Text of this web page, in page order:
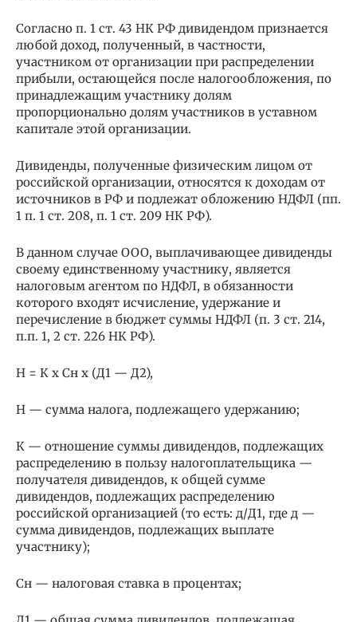
Согласно п. 1 ст. 43 НК РФ дивидендом признается
любой доход, полученный, в частности,
участником от организации при распределении
прибыли, остающейся после налогообложения, по
принадлежащим участнику долям
пропорционально долям участников в уставном
капитале этой организации.
Дивиденды, полученные физическим лицом от
российской организации, относятся к доходам от
источников в РФ и подлежат обложению НДФЛ (пп.
1 п. 1 ст. 208, п. 1 ст. 209 НК РФ).
В данном случае ООО, выплачивающее дивиденды
своему единственному участнику, является
налоговым агентом по НДФЛ, в обязанности
которого входят исчисление, удержание и
перечисление в бюджет суммы НДФЛ (п. 3 ст. 214,
п.п. 1, 2 ст. 226 НК РФ).
Н = К х Сн х (Д1 — Д2),
Н — сумма налога, подлежащего удержанию;
К — отношение суммы дивидендов, подлежащих
распределению в пользу налогоплательщика —
получателя дивидендов, к общей сумме
дивидендов, подлежащих распределению
российской организацией (то есть: д/Д1, где д —
сумма дивидендов, подлежащих выплате
участнику);
Сн — налоговая ставка в процентах;